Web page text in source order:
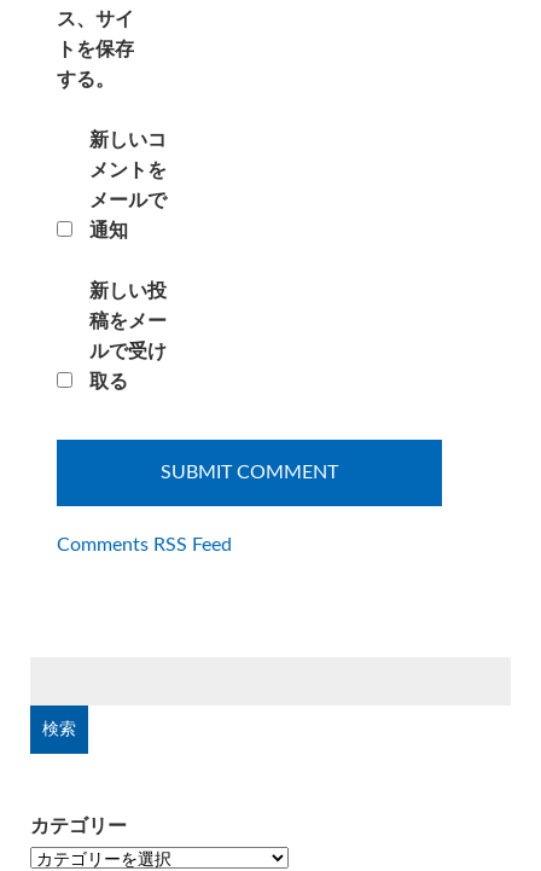
ス、サイ
トを保存
する。
新しいコ
メントを
メールで
通知
新しい投
稿をメー
ルで受け
取る
Comments RSS Feed
カテゴリー
カ